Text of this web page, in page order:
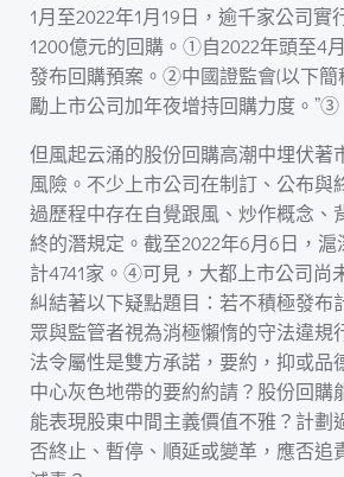
1月至2022年1月19日，逾千家公司實
1200億元的回購。①自2022年頭至4
發布回購預案。②中國證監會(以下簡
勵上市公司加年夜增持回購力度。”③
但風起云涌的股份回購高潮中埋伏著
風險。不少上市公司在制訂、公布與
過歷程中存在自覺跟風、炒作概念、
終的潛規定。截至2022年6月6日，
計4741家。④可見，大都上市公司尚
糾結著以下疑點題目：若不積極發布
眾與監管者視為消極懶惰的守法違規
法令屬性是雙方承諾，要約，抑或品
中心灰色地帶的要約約請？股份回購
能表現股東中間主義價值不雅？計劃
否終止、暫停、順延或變革，應否追